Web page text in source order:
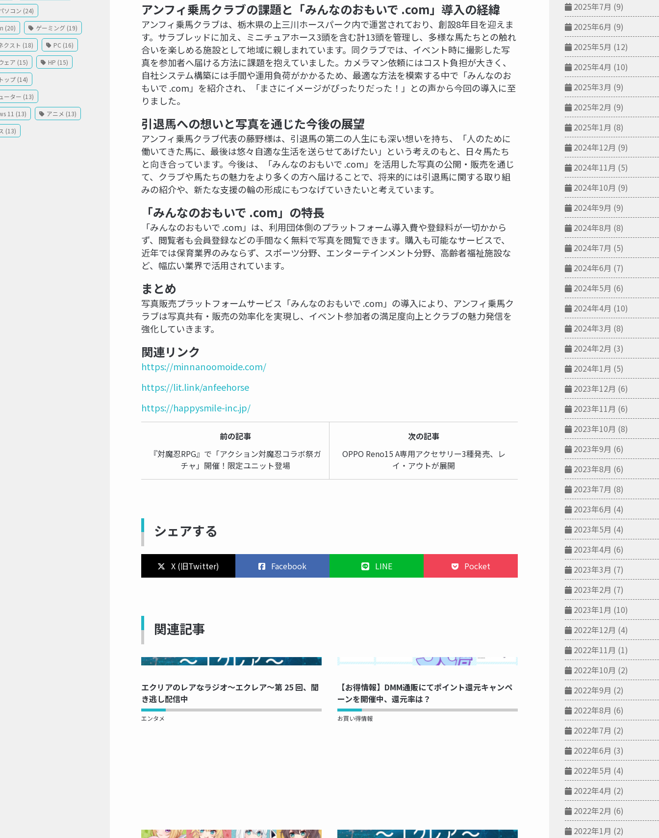
アンフィ乗馬クラブの課題と「みんなのおもいで .com」導入の経緯
アンフィ乗馬クラブは、栃木県の上三川ホースパーク内で運営されており、創設8年目を迎えま
す。サラブレッドに加え、ミニチュアホース3頭を含む計13頭を管理し、多様な馬たちとの触れ
合いを楽しめる施設として地域に親しまれています。同クラブでは、イベント時に撮影した写
真を参加者へ届ける方法に課題を抱えていました。カメラマン依頼にはコスト負担が大きく、
自社システム構築には手間や運用負荷がかかるため、最適な方法を模索する中で「みんなのお
もいで .com」を紹介され、「まさにイメージがぴったりだった！」との声から今回の導入に至
りました。
引退馬への想いと写真を通じた今後の展望
アンフィ乗馬クラブ代表の藤野様は、引退馬の第二の人生にも深い想いを持ち、「人のために
働いてきた馬に、最後は悠々自適な生活を送らせてあげたい」という考えのもと、日々馬たち
と向き合っています。今後は、「みんなのおもいで .com」を活用した写真の公開・販売を通じ
て、クラブや馬たちの魅力をより多くの方へ届けることで、将来的には引退馬に関する取り組
みの紹介や、新たな支援の輪の形成にもつなげていきたいと考えています。
「みんなのおもいで .com」の特長
「みんなのおもいで .com」は、利用団体側のプラットフォーム導入費や登録料が一切かから
ず、閲覧者も会員登録などの手間なく無料で写真を閲覧できます。購入も可能なサービスで、
近年では保育業界のみならず、スポーツ分野、エンターテインメント分野、高齢者福祉施設な
ど、幅広い業界で活用されています。
まとめ
写真販売プラットフォームサービス「みんなのおもいで .com」の導入により、アンフィ乗馬ク
ラブは写真共有・販売の効率化を実現し、イベント参加者の満足度向上とクラブの魅力発信を
強化していきます。
関連リンク
https://minnanoomoide.com/
https://lit.link/anfeehorse
https://happysmile-inc.jp/
前の記事
『対魔忍RPG』で「アクション対魔忍コラボ祭ガ
チャ」開催！限定ユニット登場
次の記事
OPPO Reno15 A専用アクセサリー3種発売、レ
イ・アウトが展開
シェアする
X (旧Twitter) Facebook LINE Pocket
関連記事
NOW PRINTING...
エクリアのレアなラジオ～エクレア～第 25 回、聞
き逃し配信中
エンタメ
NOW PRINTING...
【お得情報】DMM通販にてポイント還元キャンペ
ーンを開催中、還元率は？
お買い得情報
NOW PRINTING... NOW PRINTING...
ソコン (24)
(20) ゲーミング (19)
クスト (18) PC (16)
ェア (15) HP (15)
ップ (14)
ーター (13)
11 (13) アニメ (13)
(13)
2025年7月 (9)
2025年6月 (9)
2025年5月 (12)
2025年4月 (10)
2025年3月 (9)
2025年2月 (9)
2025年1月 (8)
2024年12月 (9)
2024年11月 (5)
2024年10月 (9)
2024年9月 (9)
2024年8月 (8)
2024年7月 (5)
2024年6月 (7)
2024年5月 (6)
2024年4月 (10)
2024年3月 (8)
2024年2月 (3)
2024年1月 (5)
2023年12月 (6)
2023年11月 (6)
2023年10月 (8)
2023年9月 (6)
2023年8月 (6)
2023年7月 (8)
2023年6月 (4)
2023年5月 (4)
2023年4月 (6)
2023年3月 (7)
2023年2月 (7)
2023年1月 (10)
2022年12月 (4)
2022年11月 (1)
2022年10月 (2)
2022年9月 (2)
2022年8月 (6)
2022年7月 (2)
2022年6月 (3)
2022年5月 (4)
2022年4月 (2)
2022年2月 (6)
2022年1月 (2)